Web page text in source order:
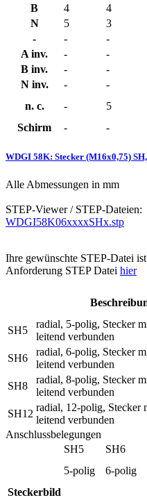
B
4 4
N
5 3
-
- -
A inv.
- -
B inv.
- -
N inv.
- -
n. c.
- 5
Schirm
- -
WDGI 58K: Stecker (M16x0,75)
Alle Abmessungen in mm
STEP-Viewer / STEP-Dateien:
WDGI58K06xxxxSHx.stp
Ihre gewünschte STEP-Datei
Anforderung STEP Datei hier
SH5
radial, 5-polig, Stecker
leitend verbunden
SH6
radial, 6-polig, Stecker
leitend verbunden
SH8
radial, 8-polig, Stecker
leitend verbunden
SH12
radial, 12-polig, Stecker
leitend verbunden
Anschlussbelegungen
SH5
SH6
5-polig
6-polig
Steckerbild